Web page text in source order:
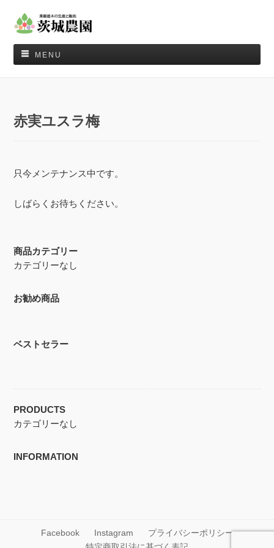
MENU
赤実ユスラ梅
只今メンテナンス中です。
しばらくお待ちください。
商品カテゴリー
カテゴリーなし
お勧め商品
ベストセラー
PRODUCTS
カテゴリーなし
INFORMATION
Facebook Instagram
プライバシーポリシー